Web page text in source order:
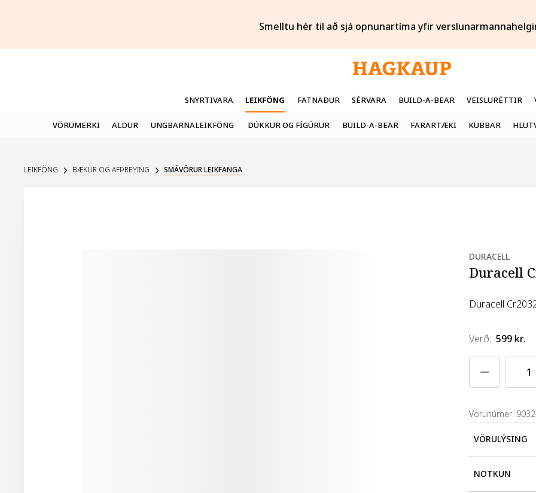
Smelltu hér til að sjá opnunartíma yfir
SNYRTIVARA LEIKFÖNG FATNAÐUR SÉRVARA BUILD-A-BEAR VEISLURÉTTIR
VÖRUMERKI ALDUR UNGBARNALEIKFÖNG DÚKKUR OG FÍGÚRUR BUILD-A-BEAR FARARTÆKI KUBBAR
LEIKFÖNG BÆKUR OG AFÞREYING SMÁVÖRUR LEIKFANGA
DURACELL
Duracell
Duracell
Verð: 599 kr.
Vörunúmer:
VÖRULÝSING
Duracell
NOTKUN